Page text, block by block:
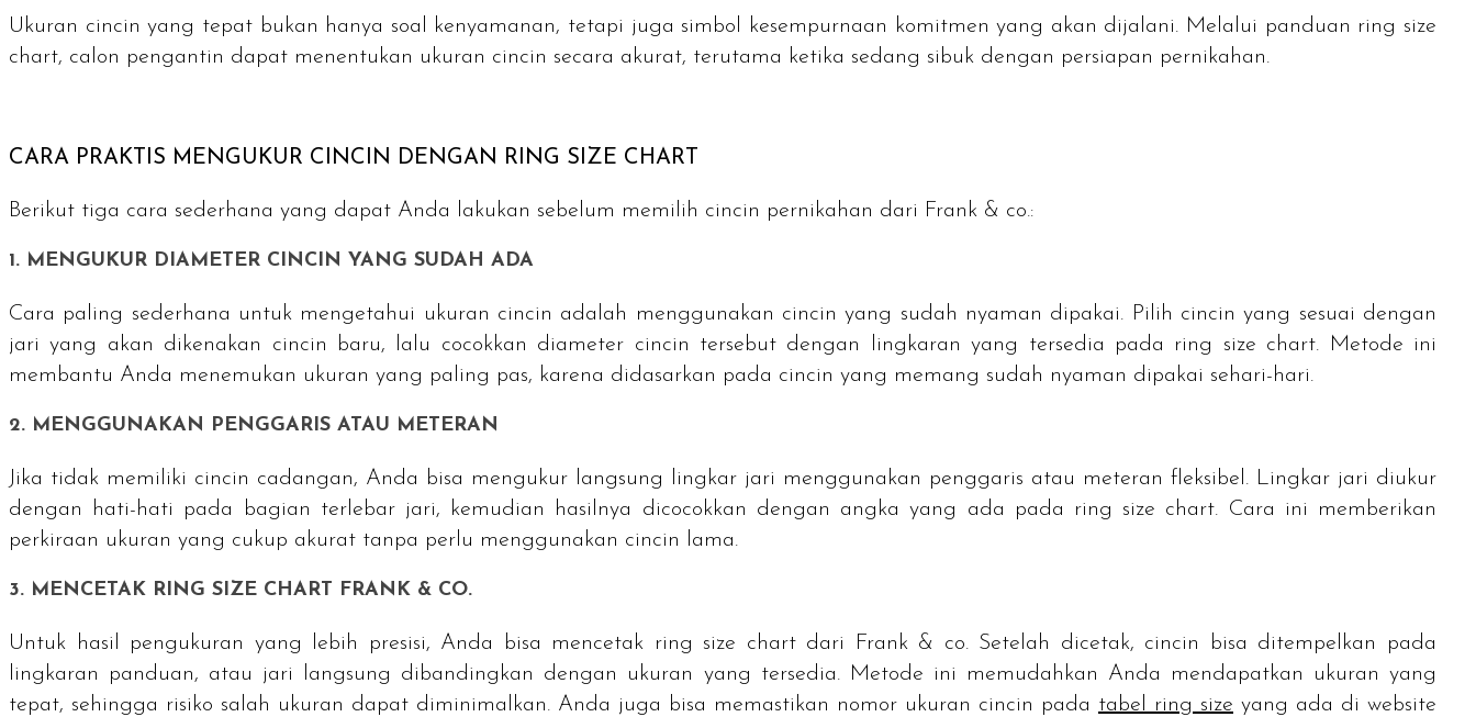
Ukuran cincin yang tepat bukan hanya soal kenyamanan, tetapi juga simbol kesempurnaan komitmen yang akan dijalani. Melalui panduan ring size
chart, calon pengantin dapat menentukan ukuran cincin secara akurat, terutama ketika sedang sibuk dengan persiapan pernikahan.
CARA PRAKTIS MENGUKUR CINCIN DENGAN RING SIZE CHART
Berikut tiga cara sederhana yang dapat Anda lakukan sebelum memilih cincin pernikahan dari Frank & co.:
1. MENGUKUR DIAMETER CINCIN YANG SUDAH ADA
Cara paling sederhana untuk mengetahui ukuran cincin adalah menggunakan cincin yang sudah nyaman dipakai. Pilih cincin yang sesuai dengan
jari yang akan dikenakan cincin baru, lalu cocokkan diameter cincin tersebut dengan lingkaran yang tersedia pada ring size chart. Metode ini
membantu Anda menemukan ukuran yang paling pas, karena didasarkan pada cincin yang memang sudah nyaman dipakai sehari-hari.
2. MENGGUNAKAN PENGGARIS ATAU METERAN
Jika tidak memiliki cincin cadangan, Anda bisa mengukur langsung lingkar jari menggunakan penggaris atau meteran fleksibel. Lingkar jari diukur
dengan hati-hati pada bagian terlebar jari, kemudian hasilnya dicocokkan dengan angka yang ada pada ring size chart. Cara ini memberikan
perkiraan ukuran yang cukup akurat tanpa perlu menggunakan cincin lama.
3. MENCETAK RING SIZE CHART FRANK & CO.
Untuk hasil pengukuran yang lebih presisi, Anda bisa mencetak ring size chart dari Frank & co. Setelah dicetak, cincin bisa ditempelkan pada
lingkaran panduan, atau jari langsung dibandingkan dengan ukuran yang tersedia. Metode ini memudahkan Anda mendapatkan ukuran yang
tepat, sehingga risiko salah ukuran dapat diminimalkan. Anda juga bisa memastikan nomor ukuran cincin pada tabel ring size yang ada di website